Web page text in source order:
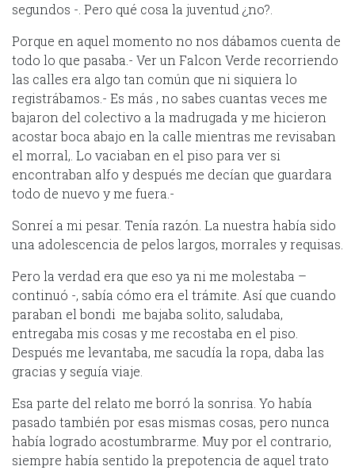
segundos -. Pero qué cosa la juventud ¿no?.
Porque en aquel momento no nos dábamos cuenta de
todo lo que pasaba.- Ver un Falcon Verde recorriendo
las calles era algo tan común que ni siquiera lo
registrábamos.- Es más , no sabes cuantas veces me
bajaron del colectivo a la madrugada y me hicieron
acostar boca abajo en la calle mientras me revisaban
el morral,. Lo vaciaban en el piso para ver si
encontraban alfo y después me decían que guardara
todo de nuevo y me fuera.-
Sonreí a mi pesar. Tenía razón. La nuestra había sido
una adolescencia de pelos largos, morrales y requisas.
Pero la verdad era que eso ya ni me molestaba –
continuó -, sabía cómo era el trámite. Así que cuando
paraban el bondi me bajaba solito, saludaba,
entregaba mis cosas y me recostaba en el piso.
Después me levantaba, me sacudía la ropa, daba las
gracias y seguía viaje.
Esa parte del relato me borró la sonrisa. Yo había
pasado también por esas mismas cosas, pero nunca
había logrado acostumbrarme. Muy por el contrario,
siempre había sentido la prepotencia de aquel trato